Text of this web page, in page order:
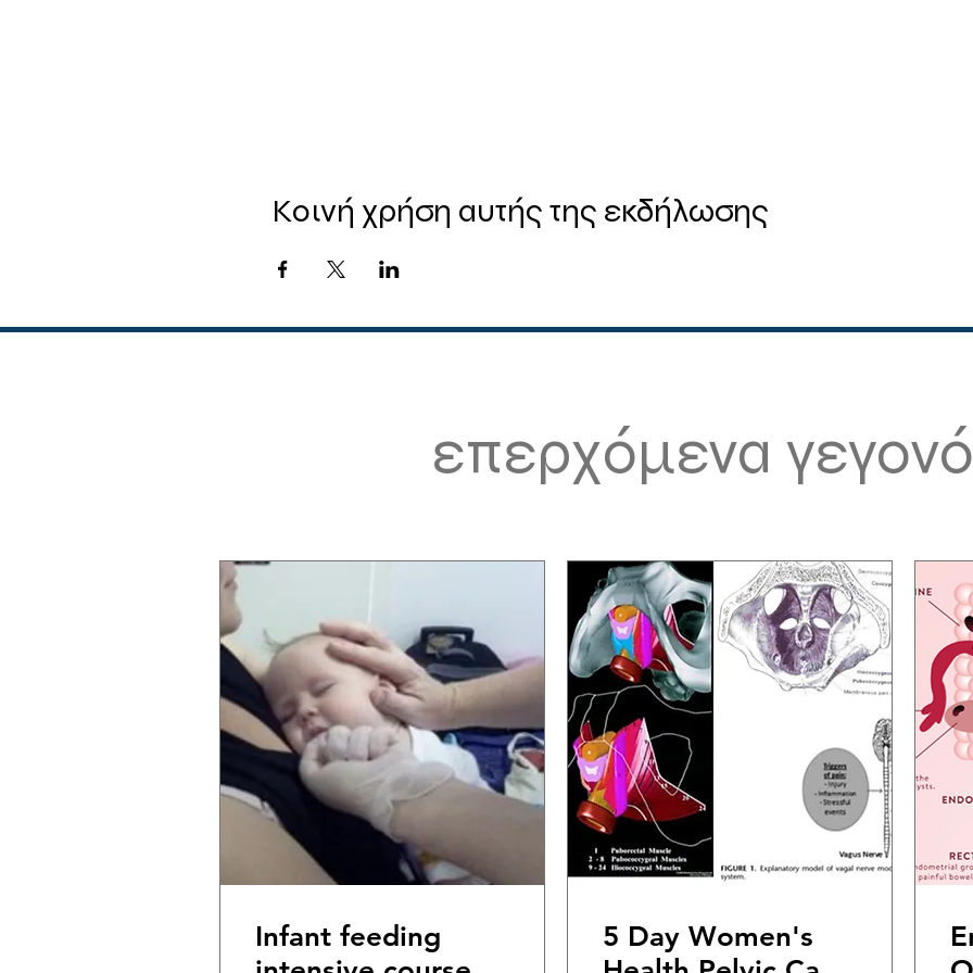
Κοινή χρήση αυτής της εκδήλωσης
επερχόμενα
Infant feeding
5 Day Women's